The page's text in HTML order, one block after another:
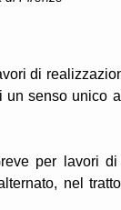
di
senso unico
per lavori
nel